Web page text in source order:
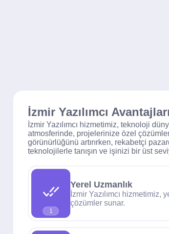
İzmir Yazılımcı Avantajları
İzmir Yazılımcı hizmetimiz, teknoloji
atmosferinde, projelerinize özel
görünürlüğünü artırırken, rekabetçi
teknolojilerle tanışın ve işinizi bir üst
1
Yerel Uzmanlık
İzmir Yazılımcı
çözümler sunar.